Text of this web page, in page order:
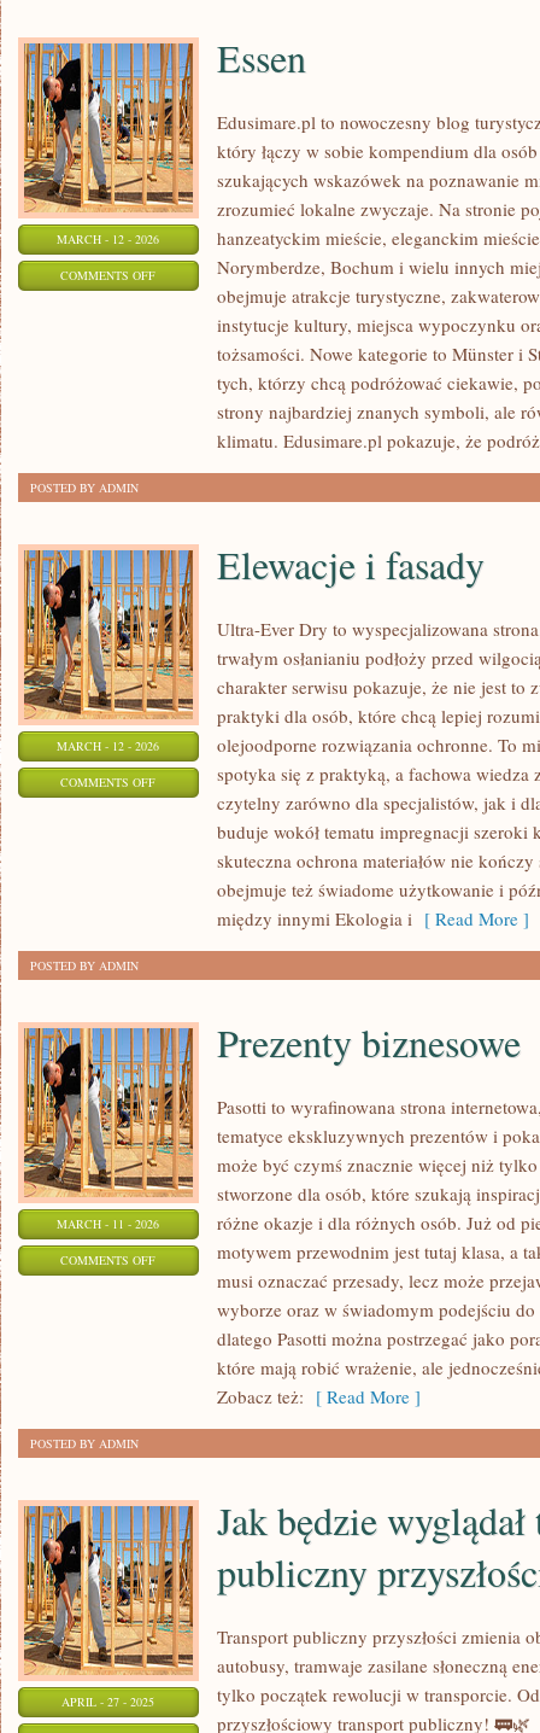
MARCH - 12 - 2026
COMMENTS OFFON
Essen
Edusimare.pl to nowoczesny blog
który łączy w sobie kompendium dla
szukających wskazówek na poznawanie
zrozumieć lokalne zwyczaje. Na stronie
hanzeatyckim mieście, eleganckim
Norymberdze, Bochum i wielu innych
obejmuje atrakcje turystyczne,
instytucje kultury, miejsca wypoczynku
tożsamości. Nowe kategorie to Münster i
tych, którzy chcą podróżować ciekawie,
strony najbardziej znanych symboli, ale
klimatu. Edusimare.pl pokazuje, że podróż
POSTED BY ADMIN
MARCH - 12 - 2026
COMMENTS OFFON
Elewacje i fasady
Ultra-Ever Dry to wyspecjalizowana
trwałym osłanianiu podłoży przed
charakter serwisu pokazuje, że nie jest to
praktyki dla osób, które chcą lepiej
olejoodporne rozwiązania ochronne. To
spotyka się z praktyką, a fachowa wiedza
czytelny zarówno dla specjalistów, jak i
buduje wokół tematu impregnacji szeroki
skuteczna ochrona materiałów nie
obejmuje też świadome użytkowanie i
między innymi Ekologia i [ Read More ]
POSTED BY ADMIN
MARCH - 11 - 2026
COMMENTS OFFON
BIZNESOWE
Prezenty biznesowe
Pasotti to wyrafinowana strona
tematyce ekskluzywnych prezentów i
może być czymś znacznie więcej niż
stworzone dla osób, które szukają
różne okazje i dla różnych osób. Już od
motywem przewodnim jest tutaj klasa, a
musi oznaczać przesady, lecz może
wyborze oraz w świadomym podejściu do
dlatego Pasotti można postrzegać jako
które mają robić wrażenie, ale
Zobacz też: [ Read More ]
POSTED BY ADMIN
APRIL - 27 - 2025
Jak będzie
publiczny
Transport publiczny przyszłości zmienia
autobusy, tramwaje zasilane słoneczną
tylko początek rewolucji w transporcie.
przyszłościowy transport publiczny! 🚃🌿